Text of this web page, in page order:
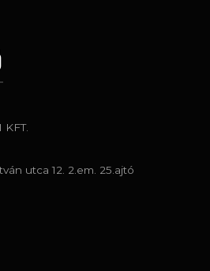
utca 12. 2.em. 25.ajtó